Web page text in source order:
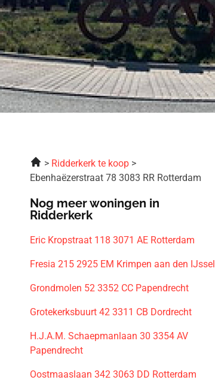
Ridderkerk te koop
Ebenhaëzerstraat 78 3083 RR Rotterdam
Nog meer woningen in
Ridderkerk
Eric Kropstraat 118 3071 AE Rotterdam
Fresia 215 2925 EM Krimpen aan den IJssel
Grondmolen 52 3352 CC Papendrecht
Grotekerksbuurt 42 3311 CB Dordrecht
H.J.A.M. Schaepmanlaan 30 3354 AV
Papendrecht
Oostmaaslaan 342 3063 DD Rotterdam